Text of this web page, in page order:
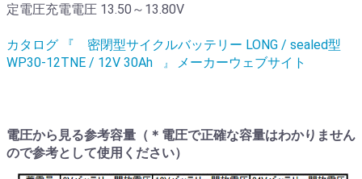
定電圧充電電圧 13.50～13.80V
カタログ 『 密閉型サイクルバッテリー LONG / sealed型
WP30-12TNE / 12V 30Ah 』 メーカーウェブサイト
電圧から見る参考容量（＊電圧で正確な容量はわかりません
ので参考として使用ください）